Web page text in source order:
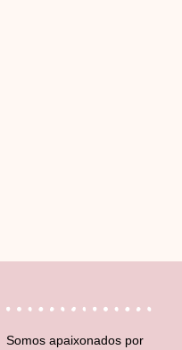
Somos apaixonados por